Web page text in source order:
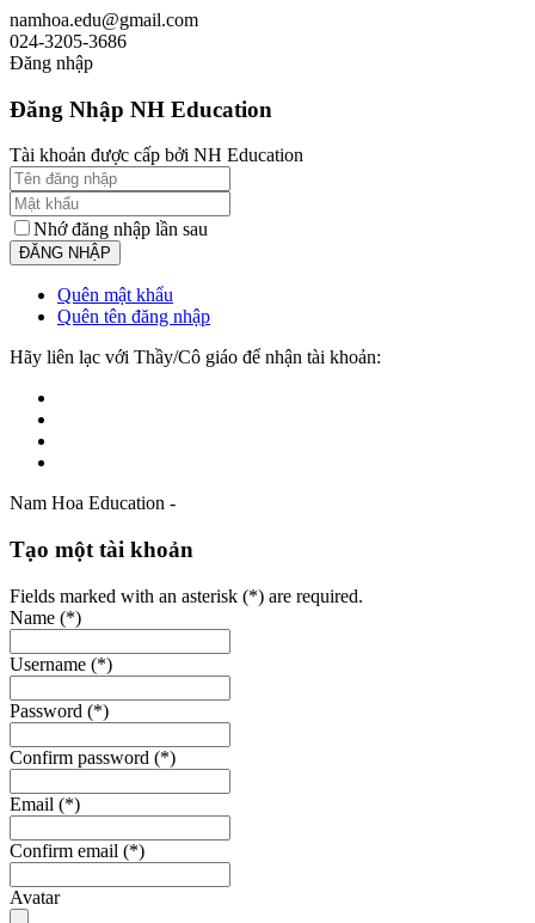
namhoa.edu@gmail.com
024-3205-3686
Đăng nhập
Đăng Nhập NH Education
Tài khoản được cấp bởi NH Education
Nhớ đăng nhập lần sau
Quên mật khẩu
Quên tên đăng nhập
Hãy liên lạc với Thầy/Cô giáo để nhận tài khoản:
Nam Hoa Education -
Tạo một tài khoản
Fields marked with an asterisk (*) are required.
Name (*)
Username (*)
Password (*)
Confirm password (*)
Email (*)
Confirm email (*)
Avatar